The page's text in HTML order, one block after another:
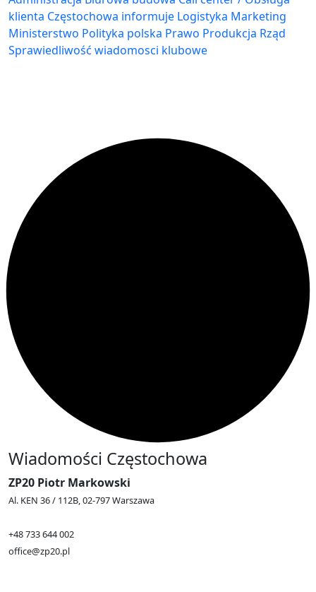
klienta Częstochowa informuje Logistyka Marketing
Ministerstwo Polityka polska Prawo Produkcja Rząd
Sprawiedliwość wiadomosci klubowe
Wiadomości Częstochowa
ZP20 Piotr Markowski
Al. KEN 36 / 112B, 02-797 Warszawa
+48 733 644 002
office@zp20.pl